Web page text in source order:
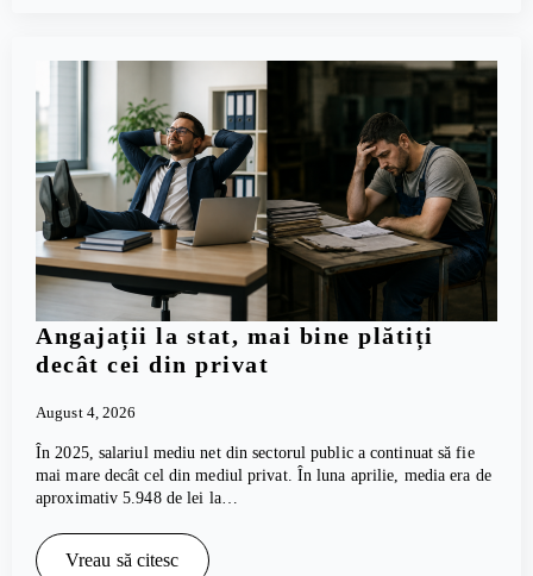
Angajații la stat, mai bine plătiți
decât cei din privat
August 4, 2026
În 2025, salariul mediu net din sectorul public a continuat să fie
mai mare decât cel din mediul privat. În luna aprilie, media era de
aproximativ 5.948 de lei la…
Vreau să citesc